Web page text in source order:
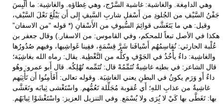
وهي الدامِغة. والغاشية: غاشية السَّرْج، وهي غِطاؤه. والغاشِية: ما أُلْبِسَ
جَفْنُ السَّيْفِ من الجُلودِ من أَسْفلِ شاربِ السَّيفِ إِلى أَن يَبْلُغَ نَعْلَ السَّيْفِ،
وقيل: هي ما يَتَغَشَّى قوائِمَ السُّيوفِ من الأَسْفانِ (* قوله “من الاسفان”
هكذا في الأصل تبعاً للمحكم، وفي القاموس: من الاسفار.) وقال جعفر بن
عُلْبة الحارثي: نُقاسِمُهُم أَسْيافَنا شَرَّ قِسْمَةٍ، ففِينا غَواشِيها، وفيهم صُدُورُها
والغاشِية: داءٌ يأْخُذُ في الجَوْفِ وكلُّه من التَّغْطِية. يقال: رماه الله بغاشِيَة؛
قال الشاعر: في بطنِه غاشِيةٌ تُتَمِّمُهْ قال: تُتَمِّمه تُهْلِكُه. قال أَبو عمرو: وهُو
داءٌ أَو وَرَم يكونُ في البطنِ يعني الغاشِيَة. وقوله تعالى: أَفَأَمِنُوا أَن تَأْتِيَهم
غاشِيةٌ من عذابِ اللهِ؛ أَي عُقوبة مُجَلِّلة تَعُمُّهم. واسْتَغْشى ثِيابَه وتَغَشَّى
بها: تَغَطَّى بها كَيْ لا يُرَى ولا يُسْمَع. وفي التنزيل العزيز: واسْتَغْشَوْا ثِيابَهُم.